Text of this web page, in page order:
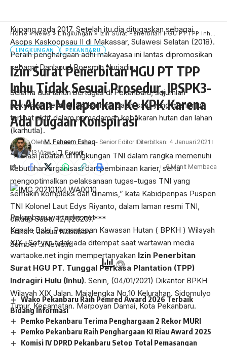
Kupang pada 2017. Setelah itu dia ditugaskan sebagai
Asops Kaskoopsau II di Makassar, Sulawesi Selatan (2018).
Peraih penghargaan adhi makayasa ini lantas dipromosikan
sebagai Danlanud Roesmin Nurjadin.
Selama dua tahun bertugas di Pekanbaru, sejumlah
pekerjaan besar dilakukannya. Salah satu yang menonjol
terlibat aktif dalam pemadaman kebakaran hutan dan lahan
(karhutla).
“Mutasi jabatan di lingkungan TNI dalam rangka memenuhi
kebutuhan organisasi dan pembinaan karier, serta
mengoptimalkan pelaksanaan tugas-tugas TNI yang
semakin kompleks dan dinamis,” kata Kabidpenpas Puspen
TNI Kolonel Laut Edys Riyanto, dalam laman resmi TNI,
dikutip Sabtu (2/1/2020).***
Editor : Josua Nababan
Sumber : iNews.id
Wako Pekanbaru Raih Pemred Award 2026 Terbaik
Bidang Informasi
Pemko Pekanbaru Terima Penghargaan 2 Rekor MURI
Pemko Pekanbaru Raih Penghargaan KI Riau Award 2025
Komisi IV DPRD Pekanbaru Setop Total Pemasangan
Home»News»Lingkungan»Izin Surat Penerbitan HGU PT TPP Inhu Tidak Sesuai Prosedur, IPSPK3-RI Akan Melaporkan Ke KPK Karena Ada Dugaan Konspirasi
LINGKUNGAN PEKANBARU
Izin Surat Penerbitan HGU PT TPP
Inhu Tidak Sesuai Prosedur, IPSPK3-
RI Akan Melaporkan Ke KPK Karena
Ada Dugaan Konspirasi
OlehM. Faheem Eshaq- Senior Editor Diterbitkan: 4 Januari 2021
13 Views
6 Menit Membaca
Pekanbaru.wartaoke.net
Kepala Balai Pemantapan Kawasan Hutan ( BPKH ) Wilayah
XIX , Sofyan tidak ada ditempat saat wartawan media
wartaoke.net ingin mempertanyakan Izin Penerbitan
Surat HGU PT. Tunggal Perkasa Plantation (TPP)
Indragiri Hulu (Inhu). Senin, (04/01/2021) Dikantor BPKH
Wilayah XIX Jalan. Majalengka No.10 Kelurahan. Sidomulyo
Timur, Kecamatan. Marpoyan Damai, Kota Pekanbaru.